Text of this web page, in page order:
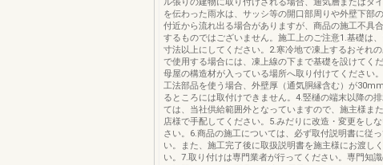
を伝わった雨水は、サッシ等の開口部周りや外壁下部
付近から流れ出る場合がありますが、商品の施工不具
するものではございません。施工上のご注意1.基礎は
寸法以上にしてください。2.寒冷地で凍上するおそれ
で使用する場合には、凍上線の下まで基礎を設けてく
母屋の構造材が入っている場所へ取り付けてください
工法部品を使う場合、外壁厚（通気胴縁含む）が
るところには取付けできません。4.竪樋の端末以降の
ては、当社供給範囲外となっていますので、施主様ま
店様で手配してください。5.みだりに改造・変更をし
さい。6.商品の施工については、必ず取付説明書に従
い。また、施工完了後に取扱説明書を施主様にお渡し
い。7.取り付けは専門業者が行ってください。専門知